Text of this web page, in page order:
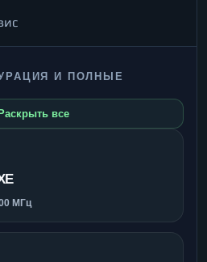
И ПОЛНЫЕ
все
МГц